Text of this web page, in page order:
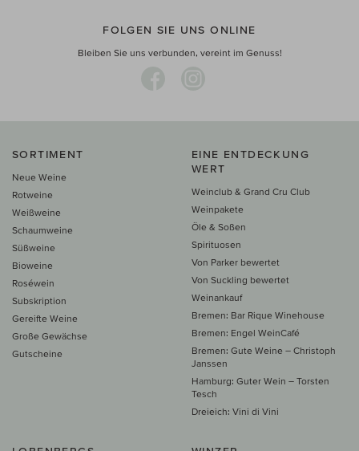
FOLGEN SIE UNS ONLINE
Bleiben Sie uns verbunden, vereint im Genuss!
SORTIMENT
Neue Weine
Rotweine
Weißweine
Schaumweine
Süßweine
Bioweine
Roséwein
Subskription
Gereifte Weine
Große Gewächse
Gutscheine
EINE ENTDECKUNG
WERT
Weinclub & Grand Cru Club
Weinpakete
Öle & Soßen
Spirituosen
Von Parker bewertet
Von Suckling bewertet
Weinankauf
Bremen: Bar Rique Winehouse
Bremen: Engel WeinCafé
Bremen: Gute Weine – Christoph
Janssen
Hamburg: Guter Wein – Torsten
Tesch
Dreieich: Vini di Vini